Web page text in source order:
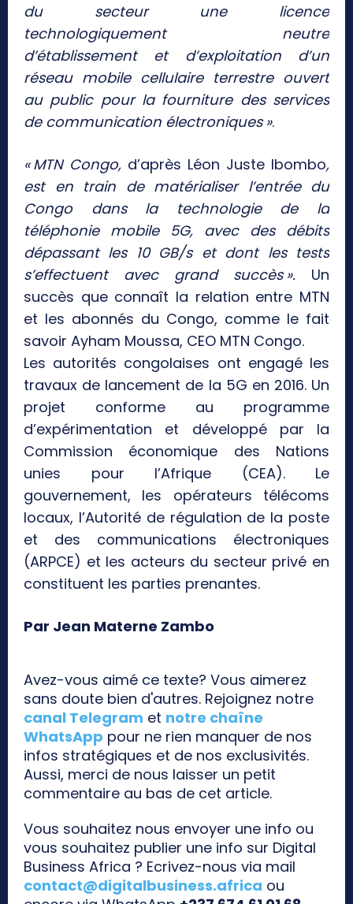
du secteur une licence
technologiquement neutre
d’établissement et d’exploitation d’un
réseau mobile cellulaire terrestre ouvert
au public pour la fourniture des services
de communication électroniques ».
« MTN Congo, d’après Léon Juste Ibombo,
est en train de matérialiser l’entrée du
Congo dans la technologie de la
téléphonie mobile 5G, avec des débits
dépassant les 10 GB/s et dont les tests
s’effectuent avec grand succès ». Un
succès que connaît la relation entre MTN
et les abonnés du Congo, comme le fait
savoir Ayham Moussa, CEO MTN Congo.
Les autorités congolaises ont engagé les
travaux de lancement de la 5G en 2016. Un
projet conforme au programme
d’expérimentation et développé par la
Commission économique des Nations
unies pour l’Afrique (CEA). Le
gouvernement, les opérateurs télécoms
locaux, l’Autorité de régulation de la poste
et des communications électroniques
(ARPCE) et les acteurs du secteur privé en
constituent les parties prenantes.
Par Jean Materne Zambo
Avez-vous aimé ce texte? Vous aimerez
sans doute bien d'autres. Rejoignez notre
canal Telegram et notre chaîne
WhatsApp pour ne rien manquer de nos
infos stratégiques et de nos exclusivités.
Aussi, merci de nous laisser un petit
commentaire au bas de cet article.
Vous souhaitez nous envoyer une info ou
vous souhaitez publier une info sur Digital
Business Africa ? Ecrivez-nous via mail
contact@digitalbusiness.africa ou